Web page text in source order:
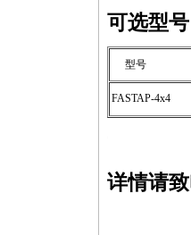
可选型号
型号
FASTAP-4x4
详情请